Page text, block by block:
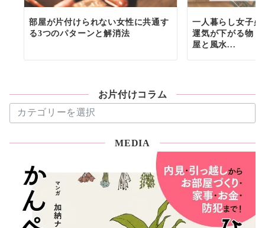
部屋が片付けられない女性に共通す
る3つのパターンと解消法
一人暮らし女子
運気が下がる物
屋と風水...
お片付けコラム
片
MEDIA